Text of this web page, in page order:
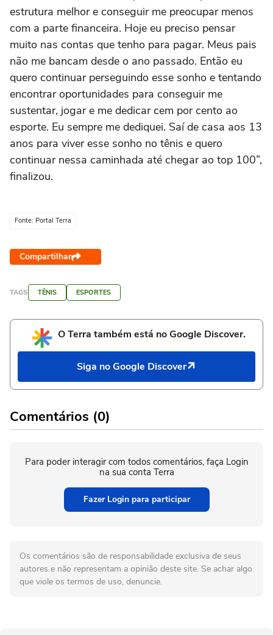
estrutura melhor e conseguir me preocupar menos
com a parte financeira. Hoje eu preciso pensar
muito nas contas que tenho para pagar. Meus pais
não me bancam desde o ano passado. Então eu
quero continuar perseguindo esse sonho e tentando
encontrar oportunidades para conseguir me
sustentar, jogar e me dedicar cem por cento ao
esporte. Eu sempre me dediquei. Saí de casa aos 13
anos para viver esse sonho no tênis e quero
continuar nessa caminhada até chegar ao top 100”,
finalizou.
Fonte: Portal Terra
Compartilhar
TAGS TÊNIS ESPORTES
O Terra também está no Google Discover.
Siga no Google Discover
Comentários (0)
Para poder interagir com todos comentários, faça Login
na sua conta Terra
Fazer Login para participar
Os comentários são de responsabilidade exclusiva de seus
autores e não representam a opinião deste site. Se achar algo
que viole os termos de uso, denuncie.